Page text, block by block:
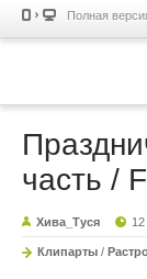
Полная
часть /
Хива_Туся
Клипарты /